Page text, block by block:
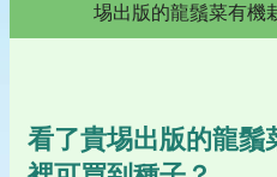
埸出版的龍鬚菜有機
看了貴埸出版的龍鬚